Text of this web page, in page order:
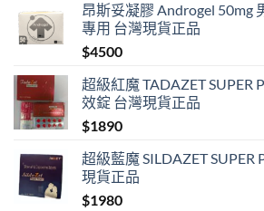
昂斯妥凝膠 Androgel 50mg
專用 台灣現貨正品
$4500
超級紅魔 TADAZET SUPER
效錠 台灣現貨正品
$1890
超級藍魔 SILDAZET SUPER
現貨正品
$1980